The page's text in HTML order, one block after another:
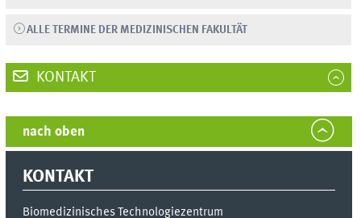
ALLE TERMINE DER MEDIZINISCHEN FAKULTÄT
KONTAKT
nach oben
KONTAKT
Biomedizinisches Technologiezentrum